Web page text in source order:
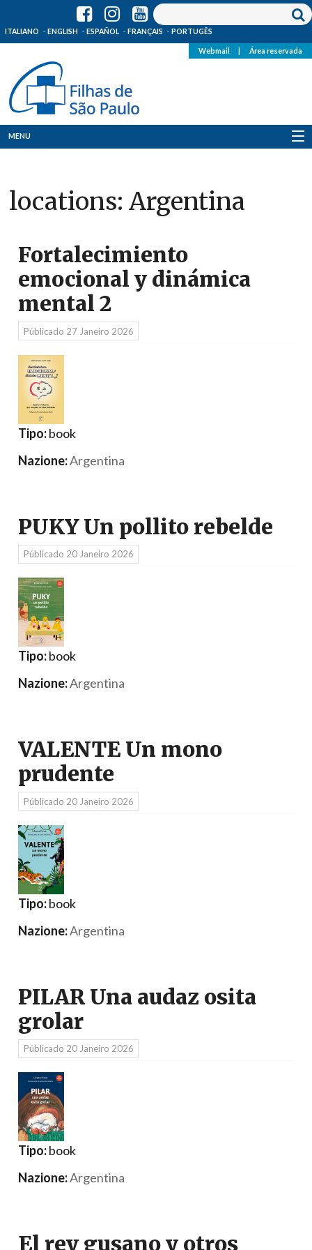
ITALIANO ENGLISH ESPAÑOL FRANÇAIS PORTUGÊS
Webmail Área reservada
MENU
Onde Estamos
Recursos
Media
locations: Argentina
Fortalecimiento
emocional y dinámica
mental 2
Públicado 27 Janeiro 2026
Tipo:book
Nazione:Argentina
PUKY Un pollito rebelde
Públicado 20 Janeiro 2026
Tipo:book
Nazione:Argentina
VALENTE Un mono
prudente
Públicado 20 Janeiro 2026
Tipo:book
Nazione:Argentina
PILAR Una audaz osita
grolar
Públicado 20 Janeiro 2026
Tipo:book
Nazione:Argentina
El rey gusano y otros